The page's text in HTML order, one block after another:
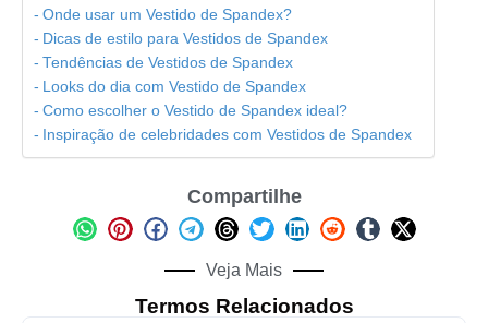
Onde usar um Vestido de Spandex?
Dicas de estilo para Vestidos de Spandex
Tendências de Vestidos de Spandex
Looks do dia com Vestido de Spandex
Como escolher o Vestido de Spandex ideal?
Inspiração de celebridades com Vestidos de Spandex
Compartilhe
Veja Mais
Termos Relacionados